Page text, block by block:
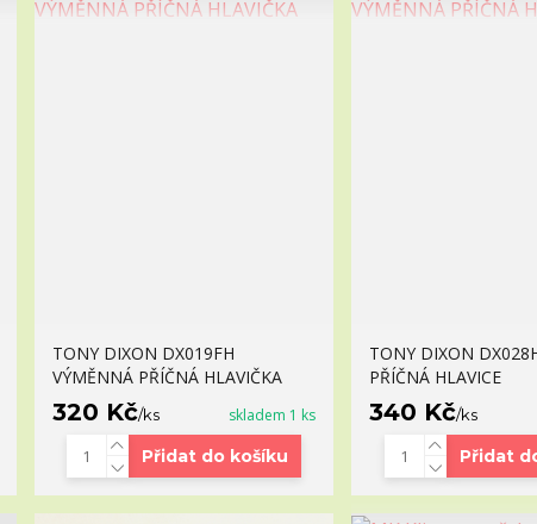
TONY DIXON DX019FH
VÝMĚNNÁ PŘÍČNÁ HLAVIČKA
320 Kč/ks skladem 1 ks
Přidat do košíku
TONY DIXON
PŘÍČNÁ HLAVICE
340 Kč/ks
Přidat